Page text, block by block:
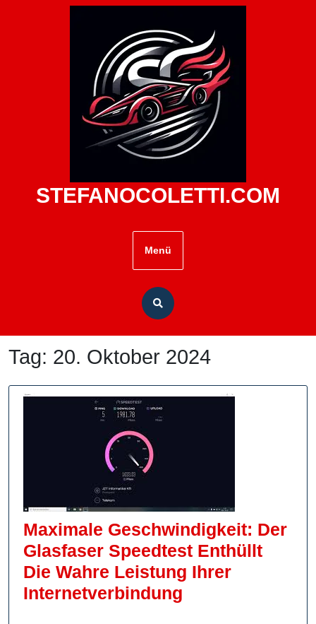
STEFANOCOLETTI.COM
Menü
Tag: 20. Oktober 2024
Maximale Geschwindigkeit: Der
Glasfaser Speedtest Enthüllt
Die Wahre Leistung Ihrer
Internetverbindung